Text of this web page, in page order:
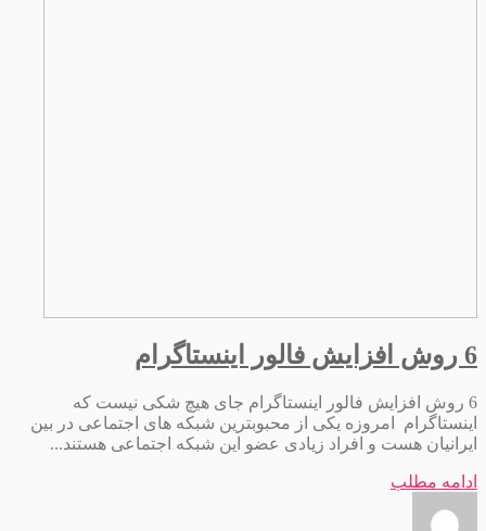
6 روش افزایش فالور اینستاگرام
6 روش افزایش فالور اینستاگرام جای هیچ شکی نیست که
اینستاگرام امروزه یکی از محبوبترین شبکه های اجتماعی در بین
ایرانیان هست و افراد زیادی عضو این شبکه اجتماعی هستند...
ادامه مطلب